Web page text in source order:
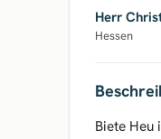
Herr
Hessen
Biete Heu